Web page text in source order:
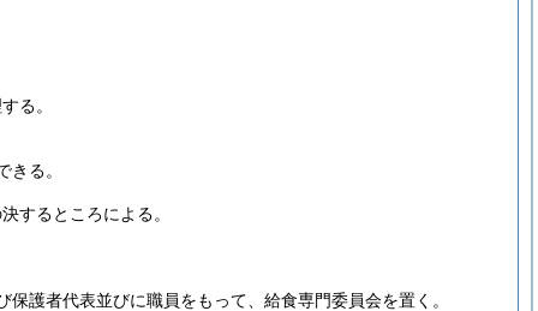
る。
る。
するところによる。
護者代表並びに職員をもって、給食専門委員会を置く。